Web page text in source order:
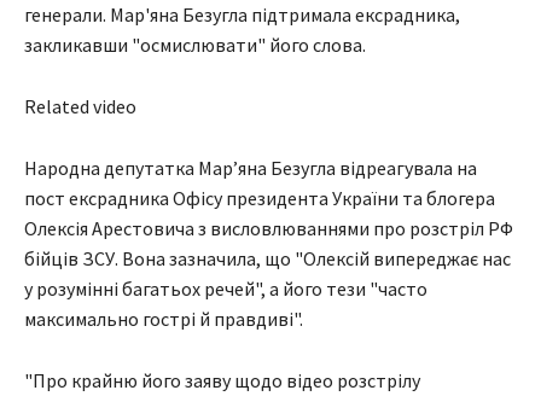
генерали. Мар'яна Безугла підтримала ексрадника,
закликавши "осмислювати" його слова.
Related video
Народна депутатка Марʼяна Безугла відреагувала на
пост ексрадника Офісу президента України та блогера
Олексія Арестовича з висловлюваннями про розстріл РФ
бійців ЗСУ. Вона зазначила, що "Олексій випереджає нас
у розумінні багатьох речей", а його тези "часто
максимально гострі й правдиві".
"Про крайню його заяву щодо відео розстрілу